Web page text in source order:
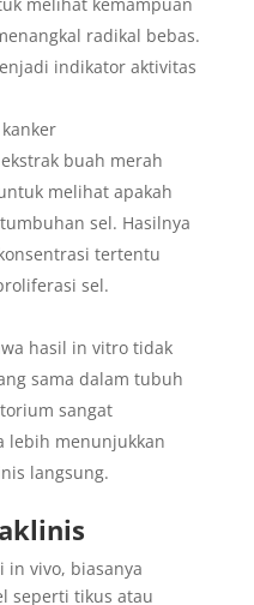
radikal bebas.
indikator aktivitas
buah merah
melihat apakah
sel. Hasilnya
tertentu
sel.
hasil in vitro tidak
sama dalam tubuh
sangat
lebih menunjukkan
langsung.
in vivo, biasanya
seperti tikus atau